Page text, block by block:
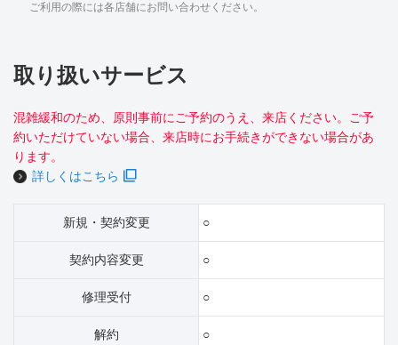
ご利用の際には各店舗にお問い合わせください。
取り扱いサービス
混雑緩和のため、原則事前にご予約のうえ、来店ください。ご予
約いただけていない場合、来店時にお手続きができない場合があ
ります。
詳しくはこちら
新規・契約変更 ○
契約内容変更 ○
修理受付 ○
解約 ○